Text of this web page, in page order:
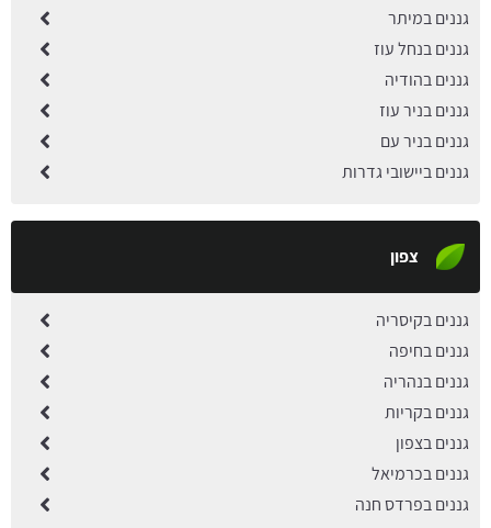
גננים במיתר
גננים בנחל עוז
גננים בהודיה
גננים בניר עוז
גננים בניר עם
גננים ביישובי גדרות
צפון
גננים בקיסריה
גננים בחיפה
גננים בנהריה
גננים בקריות
גננים בצפון
גננים בכרמיאל
גננים בפרדס חנה